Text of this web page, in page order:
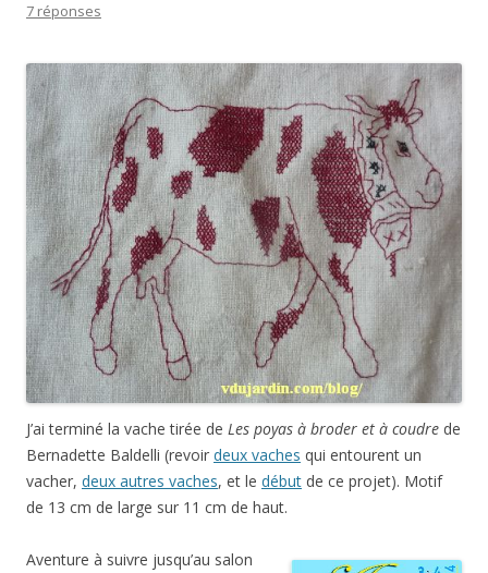
7 réponses
J’ai terminé la vache tirée de Les poyas à broder et à coudre de
Bernadette Baldelli (revoir deux vaches qui entourent un
vacher, deux autres vaches, et le début de ce projet). Motif
de 13 cm de large sur 11 cm de haut.
Aventure à suivre jusqu’au salon